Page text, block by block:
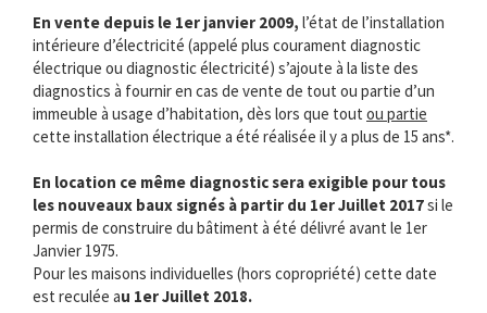
En vente depuis le 1er janvier 2009, l’état de l’installation
intérieure d’électricité (appelé plus courament diagnostic
électrique ou diagnostic électricité) s’ajoute à la liste des
diagnostics à fournir en cas de vente de tout ou partie d’un
immeuble à usage d’habitation, dès lors que tout ou partie
cette installation électrique a été réalisée il y a plus de 15 ans*.
En location ce même diagnostic sera exigible pour tous
les nouveaux baux signés à partir du 1er Juillet 2017si le
permis de construire du bâtiment à été délivré avant le 1er
Janvier 1975.
Pour les maisons individuelles (hors copropriété) cette date
est reculée au 1er Juillet 2018.